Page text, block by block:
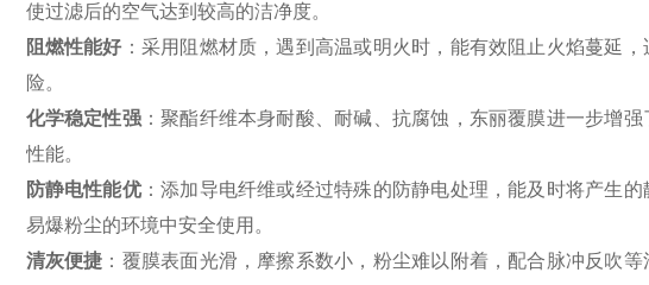
使过滤后的空气达到较高的洁净度。
阻燃性能好：采用阻燃材质，遇到高温或明火时，能有效阻止火焰蔓延
险。
化学稳定性强：聚酯纤维本身耐酸、耐碱、抗腐蚀，东丽覆膜进一步增
性能。
防静电性能优：添加导电纤维或经过特殊的防静电处理，能及时将产生
易爆粉尘的环境中安全使用。
清灰便捷 ：覆膜表面光滑，摩擦系数小，粉尘难以附着，配合脉冲反吹